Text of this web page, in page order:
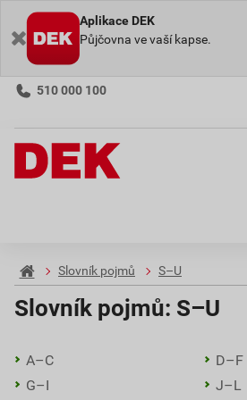
Aplikace DEK
Půjčovna ve vaší kapse.
510 000 100
Slovník pojmů S–U
Slovník pojmů: S–U
A–C
D–F
G–I
J–L